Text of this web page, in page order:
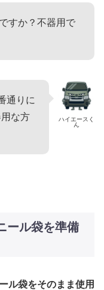
すか？不器用で
ハイエースく
ん
通りに
な方
ール袋を準備
ル袋をそのまま使用